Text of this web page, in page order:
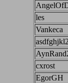
les
Vankeca
cxrost
EgorGH